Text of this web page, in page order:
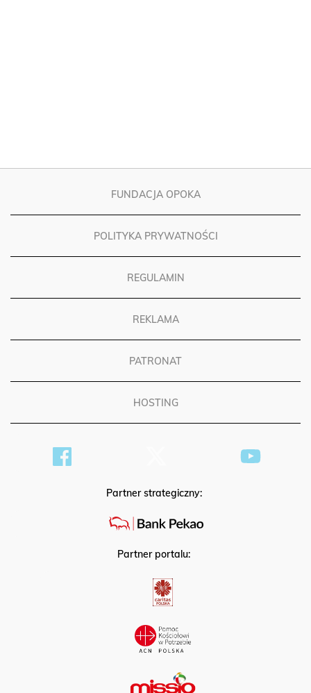
FUNDACJA OPOKA
POLITYKA PRYWATNOŚCI
REGULAMIN
REKLAMA
PATRONAT
HOSTING
Partner strategiczny:
Partner portalu: